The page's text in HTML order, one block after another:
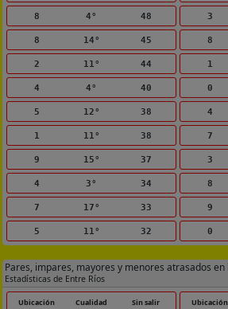
8 4° 48
8 14° 45
2 11° 44
4 4° 40
5 12° 38
1 11° 38
9 15° 37
4 3° 34
7 17° 33
5 11° 32
3
8
1
0
4
7
3
8
9
0
Pares, impares, mayores y menores atrasados en
Estadísticas de Entre Ríos
Ubicación Cualidad Sin salir Ubicación